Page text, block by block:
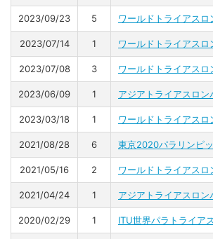
2023/09/23 5 ワールドトライアス
2023/07/14 1 ワールドトライアス
2023/07/08 3 ワールドトライアス
2023/06/09 1 アジアトライアスロ
2023/03/18 1 ワールドトライアス
2021/08/28 6 東京2020パラリンピ
2021/05/16 2 ワールドトライアス
2021/04/24 1 アジアトライアスロ
2020/02/29 1 ITU世界パラトライア